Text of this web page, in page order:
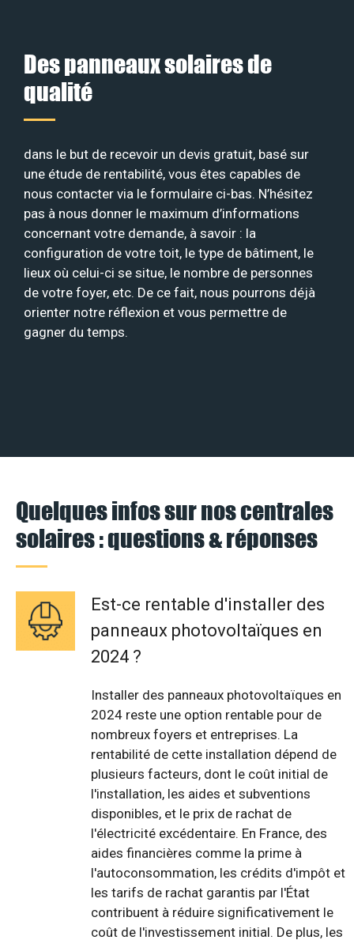
Des panneaux solaires de
qualité
dans le but de recevoir un devis gratuit, basé sur
une étude de rentabilité, vous êtes capables de
nous contacter via le formulaire ci-bas. N’hésitez
pas à nous donner le maximum d’informations
concernant votre demande, à savoir : la
configuration de votre toit, le type de bâtiment, le
lieux où celui-ci se situe, le nombre de personnes
de votre foyer, etc. De ce fait, nous pourrons déjà
orienter notre réflexion et vous permettre de
gagner du temps.
Quelques infos sur nos centrales
solaires : questions & réponses
Est-ce rentable d'installer des
panneaux photovoltaïques en
2024 ?
Installer des panneaux photovoltaïques en
2024 reste une option rentable pour de
nombreux foyers et entreprises. La
rentabilité de cette installation dépend de
plusieurs facteurs, dont le coût initial de
l'installation, les aides et subventions
disponibles, et le prix de rachat de
l'électricité excédentaire. En France, des
aides financières comme la prime à
l'autoconsommation, les crédits d'impôt et
les tarifs de rachat garantis par l'État
contribuent à réduire significativement le
coût de l'investissement initial. De plus, les